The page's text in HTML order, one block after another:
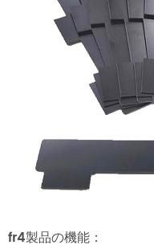
fr4製品の機能：